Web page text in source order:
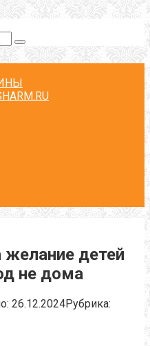
желание детей
не дома
26.12.2024Рубрика: